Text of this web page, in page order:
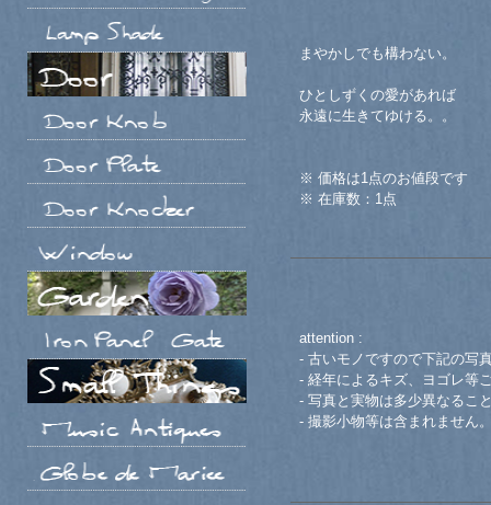
まやかしでも構わない。
ひとしずくの愛があれば
永遠に生きてゆける。。
※ 価格は1点のお値段です
※ 在庫数：1点
attention :
- 古いモノですので下記の写
- 経年によるキズ、ヨゴレ等
- 写真と実物は多少異なるこ
- 撮影小物等は含まれません